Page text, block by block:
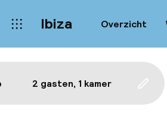
Ibiza Overzicht
beste hotels
2 gasten, 1 kamer